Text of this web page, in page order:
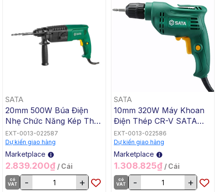
SATA
20mm 500W Búa Điện
Nhẹ Chức Năng Kép Thép
CR-V SATA 51321
EXT-0013-022587
Dự kiến giao hàng
Marketplace
2.839.200₫ / Cái
có
VAT
- +
SATA
10mm 320W Máy Khoan
Điện Thép CR-V SATA
51305
EXT-0013-022586
Dự kiến giao hàng
Marketplace
1.308.825₫ / Cái
có
VAT
- +